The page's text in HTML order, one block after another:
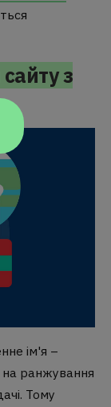
з
ім'я –
ранжування
Тому